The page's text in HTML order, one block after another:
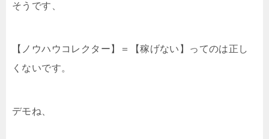
そうです、
【ノウハウコレクター】＝【稼げない】ってのは正し
くないです。
デモね、